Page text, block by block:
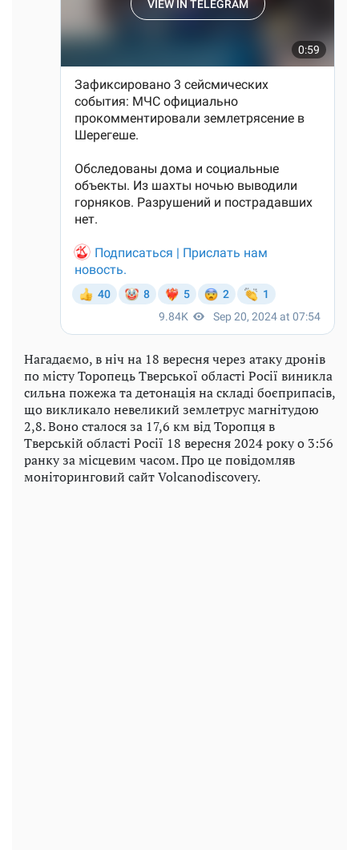
Нагадаємо, в ніч на 18 вересня через атаку дронів
по місту Торопець Тверської області Росії виникла
сильна пожежа та детонація на складі боєприпасів,
що викликало невеликий землетрус магнітудою
2,8. Воно сталося за 17,6 км від Торопця в
Тверській області Росії 18 вересня 2024 року о 3:56
ранку за місцевим часом. Про це повідомляв
моніторинговий сайт Volcanodiscovery.